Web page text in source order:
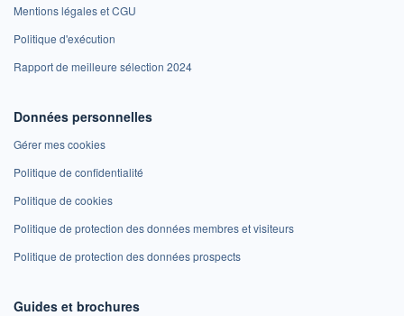
Mentions légales et CGU
Politique d'exécution
Rapport de meilleure sélection 2024
Données personnelles
Gérer mes cookies
Politique de confidentialité
Politique de cookies
Politique de protection des données membres et visiteurs
Politique de protection des données prospects
Guides et brochures